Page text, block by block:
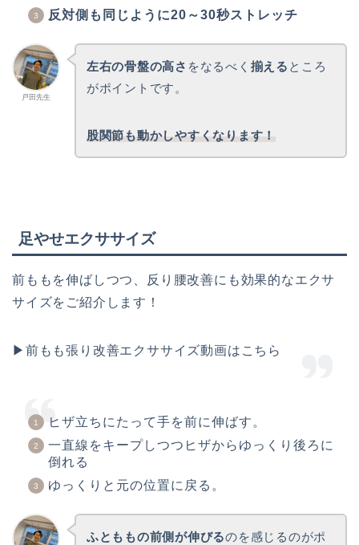
反対側も同じように20～30秒ストレッチ
戸田先生
左右の骨盤の高さ をなるべく 揃える ところ
がポイントです。
股関節も動かしやすくなります！
足やせエクササイズ
前ももを伸ばしつつ、反り腰改善にも効果的なエクサ
サイズをご紹介します！
▶前もも張り改善エクササイズ動画はこちら
ヒザ立ちにたって手を前に伸ばす。
一直線をキープしつつヒザからゆっくり後ろに
倒れる
ゆっくりと元の位置に戻る。
ふとももの前側が伸びるのを感じるのがポ